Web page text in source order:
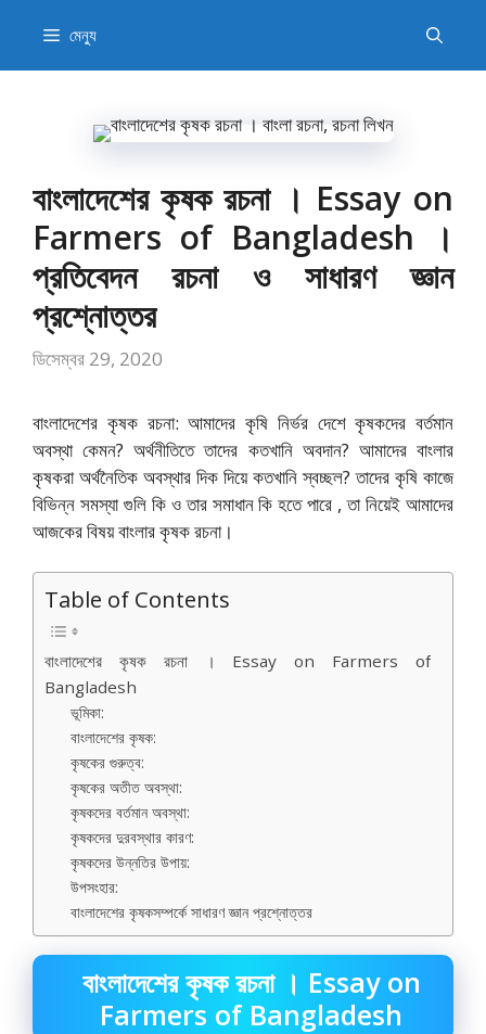
যান
মেন্যু
বাংলাদেশের কৃষক রচনা । Essay on
Farmers of Bangladesh ।
প্রতিবেদন রচনা ও সাধারণ জ্ঞান
প্রশ্নোত্তর
ডিসেম্বর 29, 2020
বাংলাদেশের কৃষক রচনা: আমাদের কৃষি নির্ভর দেশে কৃষকদের বর্তমান
অবস্থা কেমন? অর্থনীতিতে তাদের কতখানি অবদান? আমাদের বাংলার
কৃষকরা অর্থনৈতিক অবস্থার দিক দিয়ে কতখানি স্বচ্ছল? তাদের কৃষি কাজে
বিভিন্ন সমস্যা গুলি কি ও তার সমাধান কি হতে পারে , তা নিয়েই আমাদের
আজকের বিষয় বাংলার কৃষক রচনা।
Table of Contents
বাংলাদেশের কৃষক রচনা । Essay on Farmers of
Bangladesh
ভূমিকা:
বাংলাদেশের কৃষক:
কৃষকের গুরুত্ব:
কৃষকের অতীত অবস্থা:
কৃষকদের বর্তমান অবস্থা:
কৃষকদের দুরবস্থার কারণ:
কৃষকদের উন্নতির উপায়:
উপসংহার:
বাংলাদেশের কৃষকসম্পর্কে সাধারণ জ্ঞান প্রশ্নোত্তর
বাংলাদেশের কৃষক রচনা । Essay on
Farmers of Bangladesh